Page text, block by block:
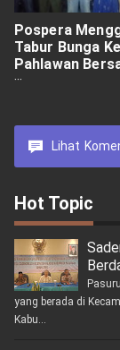
Pospera
Tabur Bunga
Pahlawan
Refleksi 100
Lihat
Hot Topic
yang berada di
Kabu...